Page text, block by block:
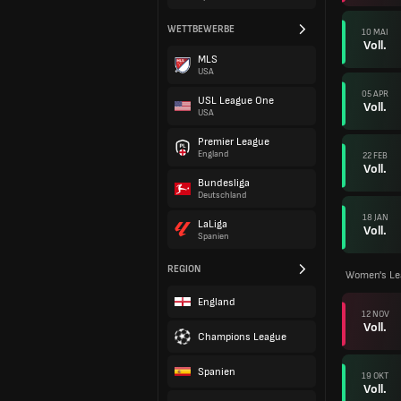
WETTBEWERBE
MLS
USA
USL League One
USA
Premier League
England
Bundesliga
Deutschland
LaLiga
Spanien
REGION
England
Champions League
Spanien
10 MAI
Voll.
05 APR
Voll.
22 FEB
Voll.
18 JAN
Voll.
Women's
12 NOV
Voll.
19 OKT
Voll.